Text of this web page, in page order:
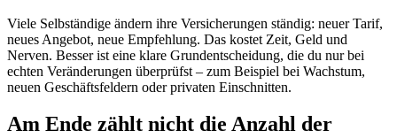
Viele Selbständige ändern ihre Versicherungen ständig: neuer Tarif,
neues Angebot, neue Empfehlung. Das kostet Zeit, Geld und
Nerven. Besser ist eine klare Grundentscheidung, die du nur bei
echten Veränderungen überprüfst – zum Beispiel bei Wachstum,
neuen Geschäftsfeldern oder privaten Einschnitten.
Am Ende zählt nicht die Anzahl der